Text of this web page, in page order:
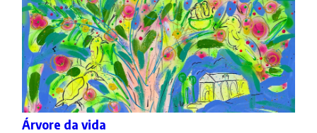
Árvore da vida